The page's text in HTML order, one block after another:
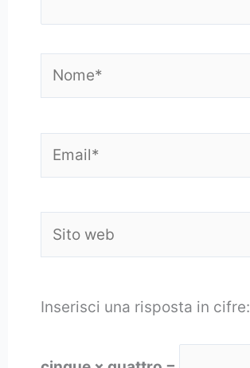
web
Inserisci una risposta in cifre: